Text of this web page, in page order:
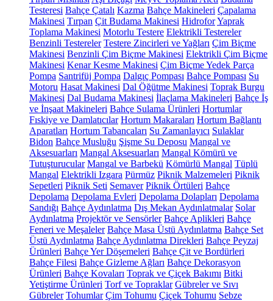
Testeresi Bahçe Çatalı Kazma Bahçe Makineleri Çapalama
Makinesi Tırpan Çit Budama Makinesi HidroforYaprak
Toplama Makinesi Motorlu Testere Elektrikli Testereler
Benzinli Testereler Testere Zincirleri ve Yağları Çim Biçme
Makinesi Benzinli Çim Biçme Makinesi Elektrikli Çim Biçme
Makinesi Kenar Kesme Makinesi Çim Biçme Yedek Parça
Pompa Santrifüj Pompa Dalgıç Pompası Bahçe Pompası Su
Motoru Hasat Makinesi Dal Öğütme Makinesi Toprak Burgu
Makinesi Dal Budama Makinesi İlaçlama Makineleri Bahçe İş
ve İnşaat Makineleri Bahçe Sulama Ürünleri Hortumlar
Fıskiye ve Damlatıcılar Hortum Makaraları Hortum Bağlantı
Aparatları Hortum Tabancaları Su Zamanlayıcı Sulaklar
Bidon Bahçe Musluğu Şişme Su Deposu Mangal ve
Aksesuarları Mangal Aksesuarları Mangal Kömürü ve
Tutuşturucular Mangal ve Barbekü Kömürlü Mangal Tüplü
Mangal Elektrikli Izgara Pürmüz Piknik Malzemeleri Piknik
Sepetleri Piknik Seti Semaver Piknik Örtüleri Bahçe
Depolama Depolama Evleri Depolama Dolapları Depolama
Sandığı Bahçe Aydınlatma Dış Mekan Aydınlatmalar Solar
Aydınlatma Projektör ve Sensörler Bahçe Aplikleri Bahçe
Feneri ve Meşaleler Bahçe Masa Üstü Aydınlatma Bahçe Set
Üstü Aydınlatma Bahçe Aydınlatma Direkleri Bahçe Peyzaj
Ürünleri Bahçe Yer Döşemeleri Bahçe Çit ve Bordürleri
Bahçe Filesi Bahçe Gizleme Ağları Bahçe Dekorasyon
Ürünleri Bahçe Kovaları Toprak ve Çiçek Bakımı Bitki
Yetiştirme Ürünleri Torf ve Topraklar Gübreler ve Sıvı
Gübreler Tohumlar Çim Tohumu Çiçek Tohumu Sebze